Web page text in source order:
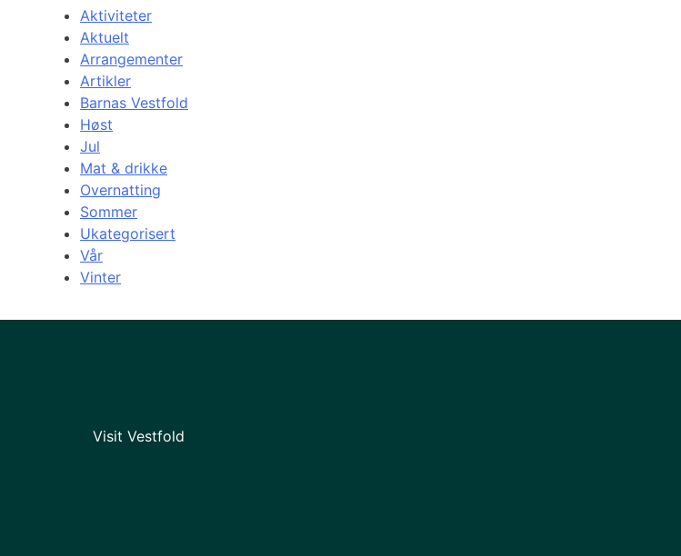
Aktiviteter
Aktuelt
Arrangementer
Artikler
Barnas Vestfold
Høst
Jul
Mat & drikke
Overnatting
Sommer
Ukategorisert
Vår
Vinter
Visit Vestfold